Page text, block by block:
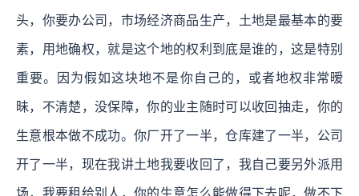
头，你要办公司，市场经济商品生产，土地是最基本的要
素，用地确权，就是这个地的权利到底是谁的，这是特别
重要。因为假如这块地不是你自己的，或者地权非常暧
昧，不清楚，没保障，你的业主随时可以收回抽走，你的
生意根本做不成功。你厂开了一半，仓库建了一半，公司
开了一半，现在我讲土地我要收回了，我自己要另外派用
场，我要租给别人，你的生意怎么能做得下去呢，做不下